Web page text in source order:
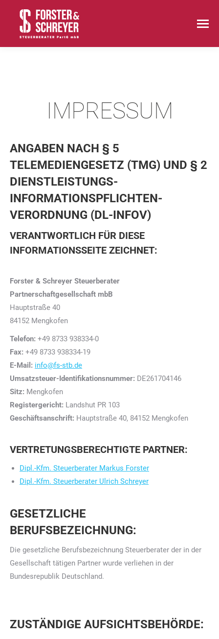
IMPRESSUM
ANGABEN NACH § 5
TELEMEDIENGESETZ (TMG) UND § 2
DIENSTLEISTUNGS-
INFORMATIONSPFLICHTEN-
VERORDNUNG (DL-INFOV)
VERANTWORTLICH FÜR DIESE
INFORMATIONSSEITE ZEICHNET:
Forster & Schreyer Steuerberater
Partnerschaftgesellschaft mbB
Hauptstraße 40
84152 Mengkofen
Telefon: +49 8733 938334-0
Fax: +49 8733 938334-19
E-Mail: info@fs-stb.de
Umsatzsteuer-Identifikationsnummer: DE261704146
Sitz: Mengkofen
Registergericht: Landshut PR 103
Geschäftsanschrift: Hauptstraße 40, 84152 Mengkofen
VERTRETUNGSBERECHTIGTE PARTNER:
Dipl.-Kfm. Steuerberater Markus Forster
Dipl.-Kfm. Steuerberater Ulrich Schreyer
GESETZLICHE
BERUFSBEZEICHNUNG:
Die gesetzliche Berufsbezeichnung Steuerberater der in der
Gesellschaft tätigen Partner wurde verliehen in der
Bundesrepublik Deutschland.
ZUSTÄNDIGE AUFSICHTSBEHÖRDE: